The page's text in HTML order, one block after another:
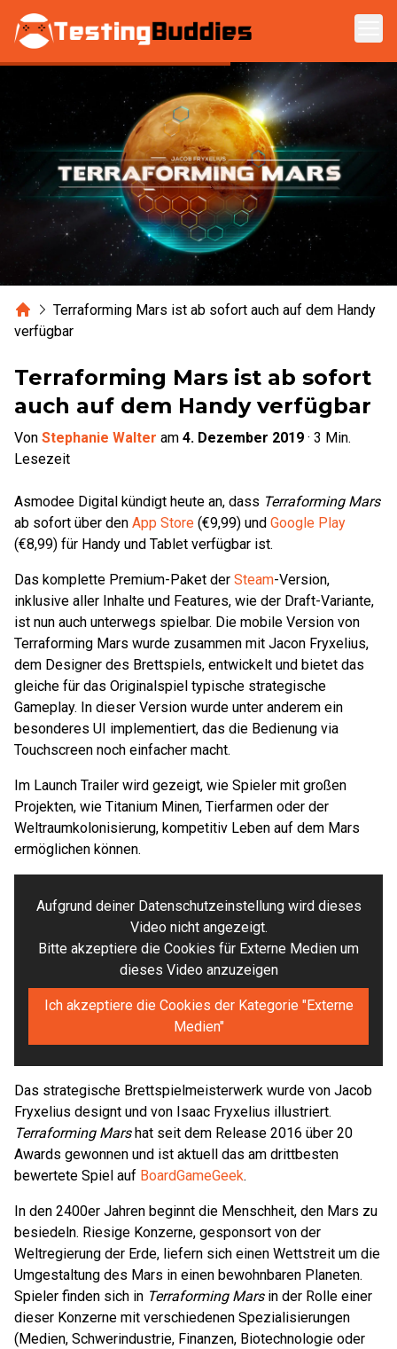
Zum Hauptinhalt springen
HomeTerraforming Mars ist ab sofort auch auf dem Handy
verfügbar
Terraforming Mars ist ab sofort
auch auf dem Handy verfügbar
Von Stephanie Walter am 4. Dezember 2019 · 3 Min.
Lesezeit
Asmodee Digital kündigt heute an, dass Terraforming Mars
ab sofort über den App Store (€9,99) und Google Play
(€8,99) für Handy und Tablet verfügbar ist.
Das komplette Premium-Paket der Steam-Version,
inklusive aller Inhalte und Features, wie der Draft-Variante,
ist nun auch unterwegs spielbar. Die mobile Version von
Terraforming Mars wurde zusammen mit Jacon Fryxelius,
dem Designer des Brettspiels, entwickelt und bietet das
gleiche für das Originalspiel typische strategische
Gameplay. In dieser Version wurde unter anderem ein
besonderes UI implementiert, das die Bedienung via
Touchscreen noch einfacher macht.
Im Launch Trailer wird gezeigt, wie Spieler mit großen
Projekten, wie Titanium Minen, Tierfarmen oder der
Weltraumkolonisierung, kompetitiv Leben auf dem Mars
ermöglichen können.
Aufgrund deiner Datenschutzeinstellung wird dieses
Video nicht angezeigt.
Bitte akzeptiere die Cookies für Externe Medien um
dieses Video anzuzeigen
Ich akzeptiere die Cookies der Kategorie "Externe
Medien"
Das strategische Brettspielmeisterwerk wurde von Jacob
Fryxelius designt und von Isaac Fryxelius illustriert.
Terraforming Marshat seit dem Release 2016 über 20
Awards gewonnen und ist aktuell das am drittbesten
bewertete Spiel auf BoardGameGeek.
In den 2400er Jahren beginnt die Menschheit, den Mars zu
besiedeln. Riesige Konzerne, gesponsort von der
Weltregierung der Erde, liefern sich einen Wettstreit um die
Umgestaltung des Mars in einen bewohnbaren Planeten.
Spieler finden sich in Terraforming Marsin der Rolle einer
dieser Konzerne mit verschiedenen Spezialisierungen
(Medien, Schwerindustrie, Finanzen, Biotechnologie oder